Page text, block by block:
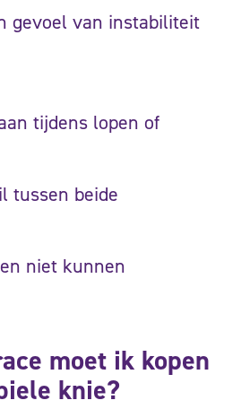
gevoel van instabiliteit
tijdens lopen of
tussen beide
niet kunnen
moet ik kopen
knie?